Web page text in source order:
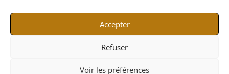
Accepter
Refuser
Voir les préférences